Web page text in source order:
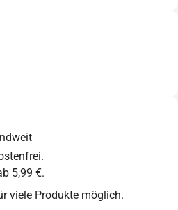
5,99 €.
viele Produkte möglich.